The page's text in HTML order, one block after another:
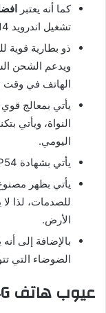
كما أنه يعتبر
تشغيل اندرويد 14.
الهاتف في وقت
اليومي.
يأتي بشهادة IP54، التي توضح أنه مقاوم للماء والغبار أيضاً.
يأتي بظهر
للصدمات، لذا
الأرض.
بالإضافة إلى
الضوضاء التي
عيوب هاتف Realme 12 4G: